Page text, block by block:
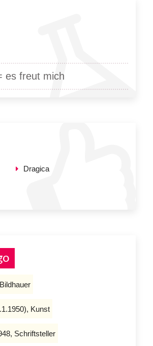
es freut mich
Dragica
Kunst
Schriftsteller